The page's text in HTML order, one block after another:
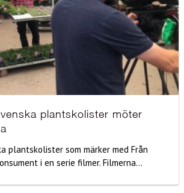
plantskolister möter
plantskolister som märker med Från
i en serie filmer. Filmerna...